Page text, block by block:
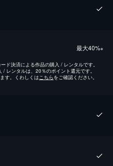
最⼤40%※
ド決済による作品の購入 / レンタルです。
レンタルは、20％のポイント還元です。
す。くわしくはこちらをご確認ください。